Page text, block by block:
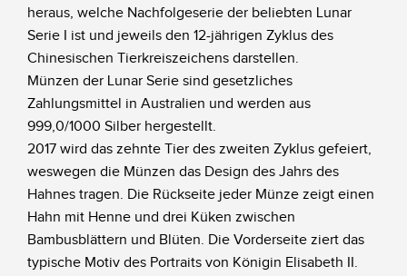
heraus, welche Nachfolgeserie der beliebten Lunar
Serie I ist und jeweils den 12-jährigen Zyklus des
Chinesischen Tierkreiszeichens darstellen.
Münzen der Lunar Serie sind gesetzliches
Zahlungsmittel in Australien und werden aus
999,0/1000 Silber hergestellt.
2017 wird das zehnte Tier des zweiten Zyklus gefeiert,
weswegen die Münzen das Design des Jahrs des
Hahnes tragen. Die Rückseite jeder Münze zeigt einen
Hahn mit Henne und drei Küken zwischen
Bambusblättern und Blüten. Die Vorderseite ziert das
typische Motiv des Portraits von Königin Elisabeth II.